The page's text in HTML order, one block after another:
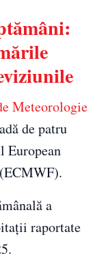
Meteorologie
de patru
European
a
raportate